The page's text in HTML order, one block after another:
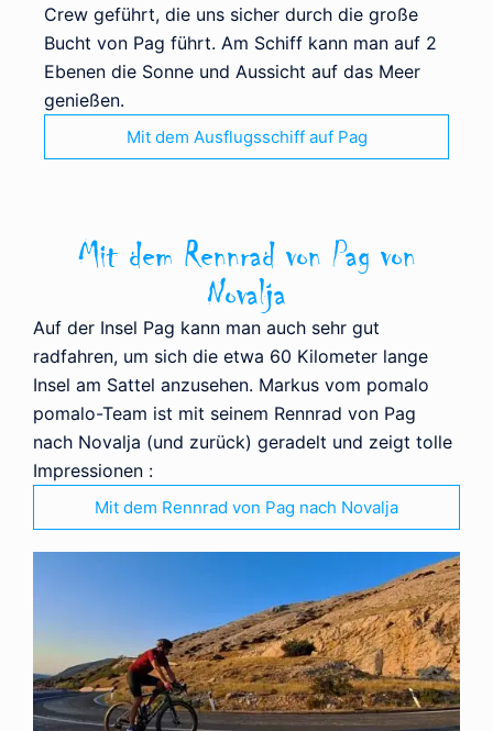
Crew geführt, die uns sicher durch die große
Bucht von Pag führt. Am Schiff kann man auf 2
Ebenen die Sonne und Aussicht auf das Meer
genießen.
Mit dem Ausflugsschiff auf Pag
Mit dem Rennrad von Pag von
Novalja
Auf der Insel Pag kann man auch sehr gut
radfahren, um sich die etwa 60 Kilometer lange
Insel am Sattel anzusehen. Markus vom pomalo
pomalo-Team ist mit seinem Rennrad von Pag
nach Novalja (und zurück) geradelt und zeigt tolle
Impressionen :
Mit dem Rennrad von Pag nach Novalja